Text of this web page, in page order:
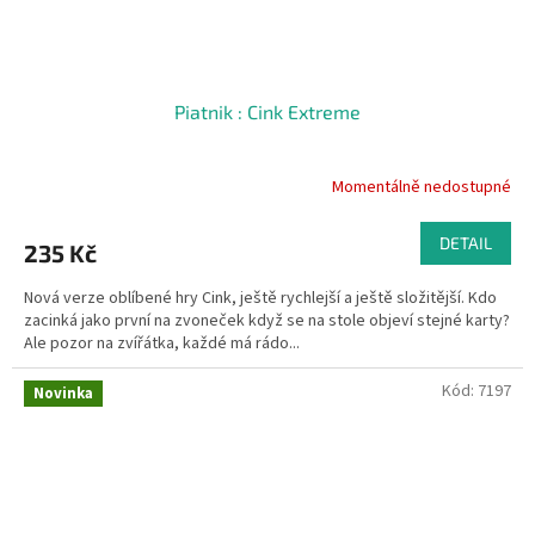
Piatnik : Cink Extreme
Momentálně nedostupné
235 Kč DETAIL
Nová verze oblíbené hry Cink, ještě rychlejší a ještě složitější. Kdo
zacinká jako první na zvoneček když se na stole objeví stejné karty?
Ale pozor na zvířátka, každé má rádo...
Novinka Kód: 7197